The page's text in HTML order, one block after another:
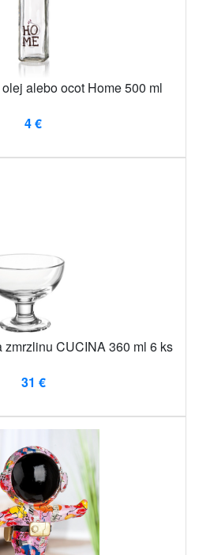
alebo ocot Home 500 ml
4 €
zmrzlinu CUCINA 360 ml 6 ks
31 €